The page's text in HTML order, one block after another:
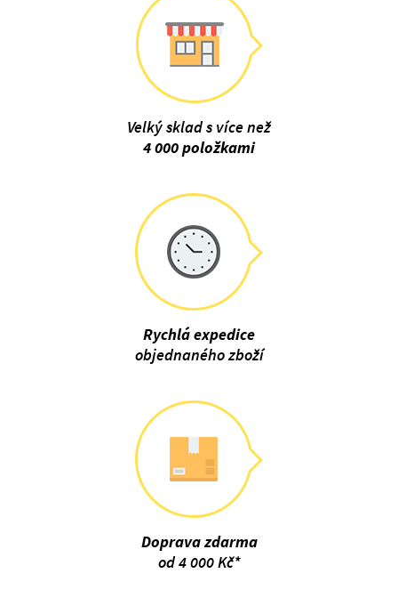
Velký sklad s více než
4 000 položkami
Rychlá expedice
objednaného zboží
Doprava zdarma
od 4 000 Kč*